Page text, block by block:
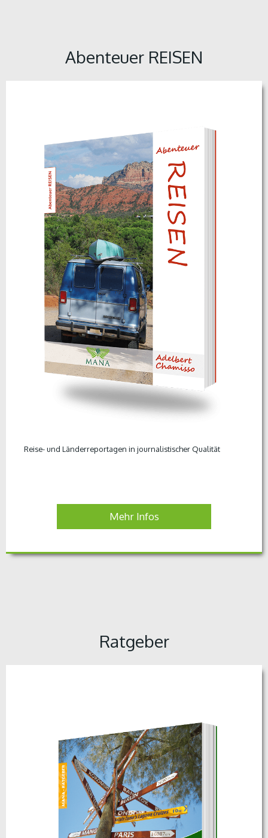
Abenteuer REISEN
Reise- und Länderreportagen in journalistischer Qualität
Mehr Infos
Ratgeber